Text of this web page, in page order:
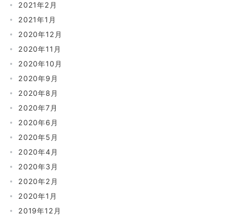
2021年2月
2021年1月
2020年12月
2020年11月
2020年10月
2020年9月
2020年8月
2020年7月
2020年6月
2020年5月
2020年4月
2020年3月
2020年2月
2020年1月
2019年12月